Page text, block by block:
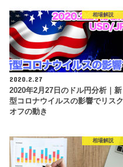
相場解説
2020.2.27
2020年2月27日のドル円分析｜新
型コロナウイルスの影響でリスク
オフの動き
相場解説